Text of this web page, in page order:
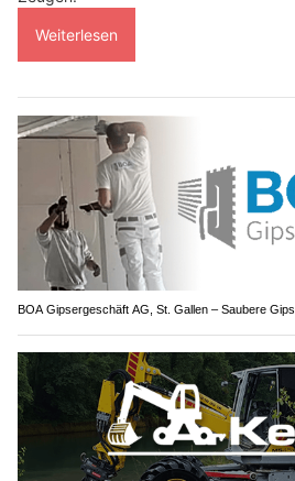
Weiterlesen
BOA Gipsergeschäft AG, St. Gallen – Saubere